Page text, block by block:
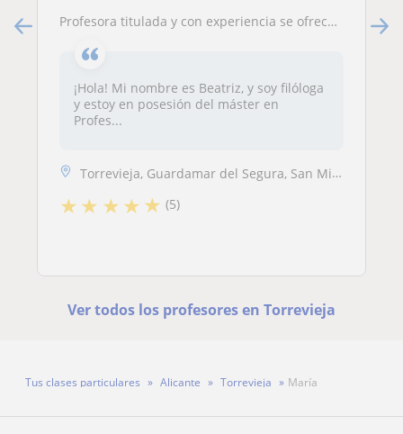
Profesora titulada y con experiencia se ofrece para impartir clases de Lengua y Literatura
¡Hola! Mi nombre es Beatriz, y soy filóloga
y estoy en posesión del máster en
Profes...
Torrevieja, Guardamar del Segura, San Miguel de Salinas, Los Montesino...
★★ ★★★ (5)
Ver todos los profesores en Torrevieja
Tus clases particulares Alicante Torrevieja María